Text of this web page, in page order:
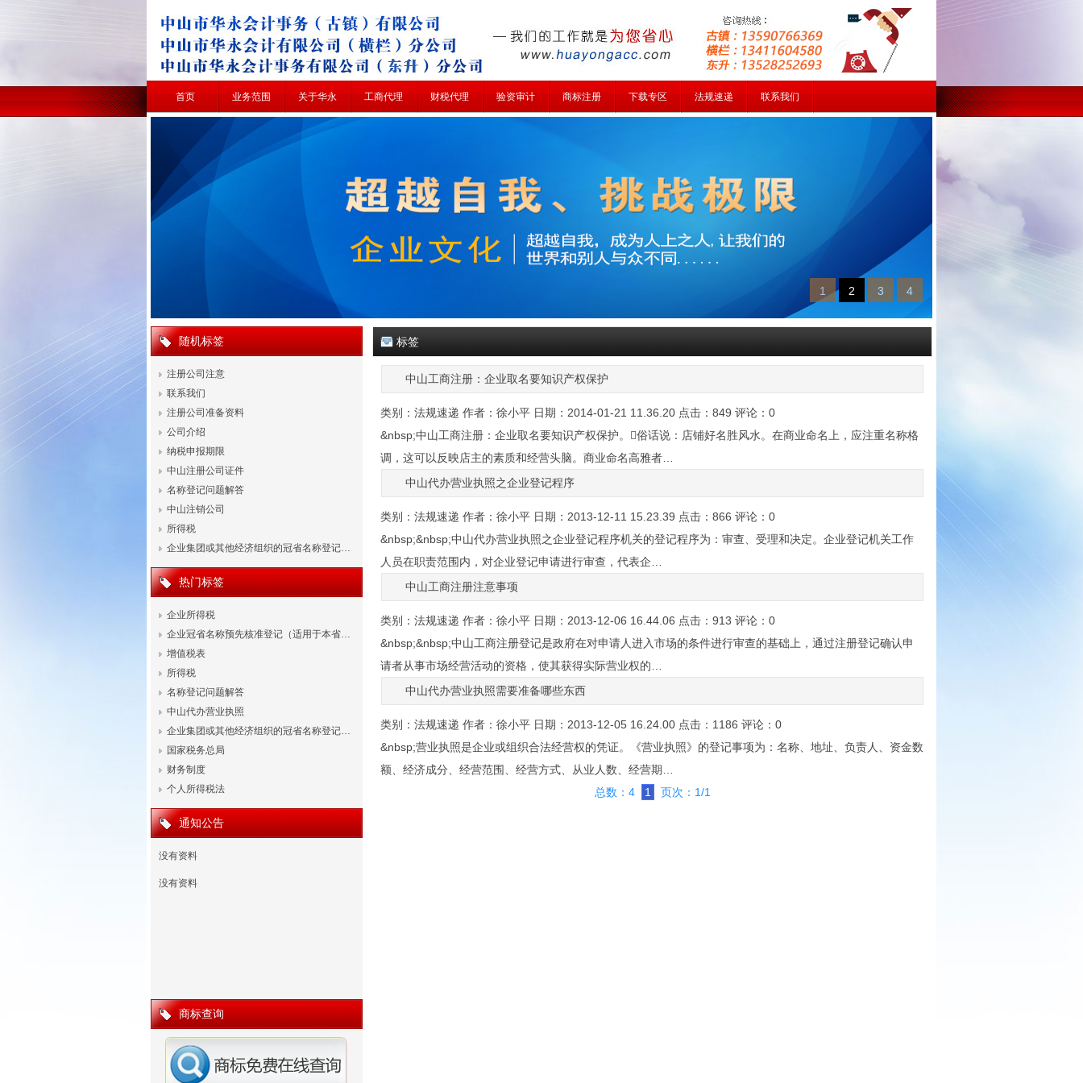
首页 业务范围 关于华永 工商代理 财税代理 验资审计 商标注册 下载专区 法规速递 联系我们
1 2 3 4
标签
中山工商注册：企业取名要知识产权保护
类别： 法规速递 作者： 徐小平 日期： 2014-01-21 11.36.20 点击： 849 评论： 0
&nbsp;中山工商注册：企业取名要知识产权保护。俗话说：店铺好名胜风水。在商业命名上，应注重名称格
调，这可以反映店主的素质和经营头脑。商业命名高雅者…
中山代办营业执照之企业登记程序
类别： 法规速递 作者： 徐小平 日期： 2013-12-11 15.23.39 点击： 866 评论： 0
&nbsp;&nbsp;中山代办营业执照之企业登记程序机关的登记程序为：审查、受理和决定。企业登记机关工作
人员在职责范围内，对企业登记申请进行审查，代表企…
中山工商注册注意事项
类别： 法规速递 作者： 徐小平 日期： 2013-12-06 16.44.06 点击： 913 评论： 0
&nbsp;&nbsp;中山工商注册登记是政府在对申请人进入市场的条件进行审查的基础上，通过注册登记确认申
请者从事市场经营活动的资格，使其获得实际营业权的…
中山代办营业执照需要准备哪些东西
类别： 法规速递 作者： 徐小平 日期： 2013-12-05 16.24.00 点击： 1186 评论： 0
&nbsp;营业执照是企业或组织合法经营权的凭证。《营业执照》的登记事项为：名称、地址、负责人、资金数
额、经济成分、经营范围、经营方式、从业人数、经营期…
总数：4
1 页次：1/1
随机标签
注册公司注意
联系我们
注册公司准备资料
公司介绍
纳税申报期限
中山注册公司证件
名称登记问题解答
中山注销公司
所得税
企业集团或其他经济组织的冠省名称登记…
热门标签
企业所得税
企业冠省名称预先核准登记（适用于本省…
增值税表
所得税
名称登记问题解答
中山代办营业执照
企业集团或其他经济组织的冠省名称登记…
国家税务总局
财务制度
个人所得税法
通知公告
没有资料
没有资料
商标查询